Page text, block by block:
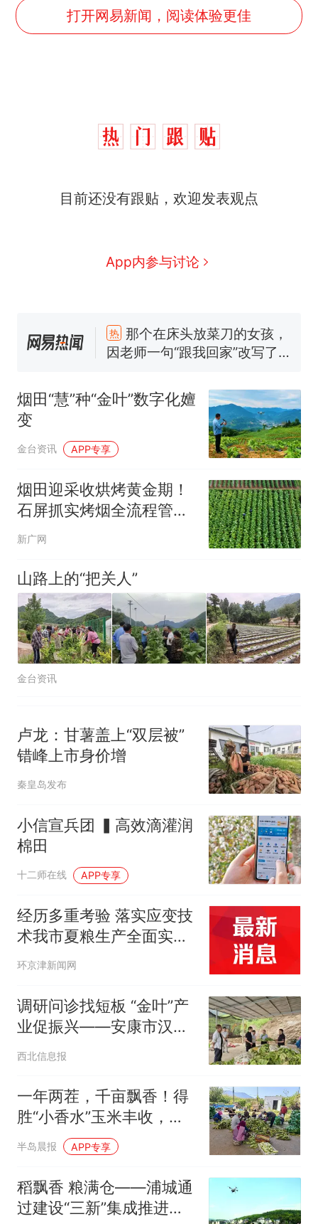
打开网易新闻，阅读体验更佳
目前还没有跟贴，欢迎发表观点
App内参与讨论
因老师一句“跟我回家”改写了
人生
新 制裁瓜子饺子，美国怕什
费大厨“全国小炒肉大王”称
号，仅凭视频评出？中国烹饪
男子上山采菌偶然发现鸡枞菌
窝，原地守1天等它长大：挖了
140多朵
美国渔民钓获鲨鱼徒手将其拽
回大海 目击者直呼震惊 （视频
来源：参考消息）
笔试第一被第二名传话劝弃考
官方通报
那个在床头放菜刀的女孩，
人生
烟田“慧”种“金叶”数字化嬗
变
金台资讯 APP专享
烟田迎采收烘烤黄金期！
石屏抓实烤烟全流程管护
让“黄金叶”铺就烟农增收
新广网
山路上的“把关人”
金台资讯
卢龙：甘薯盖上“双层被”
错峰上市身价增
秦皇岛发布
小信宣兵团 ▍高效滴灌润
棉田
十二师在线 APP专享
经历多重考验 落实应变技
术我市夏粮生产全面实现
能种尽种
环京津新闻网
调研问诊找短板 “金叶”产
业促振兴——安康市汉滨
区农业农村局到白马石村
西北信息报
一年两茬，千亩飘香！得
胜“小香水”玉米丰收，从
田间直甜到餐桌
半岛晨报 APP专享
稻飘香 粮满仓——浦城通
过建设“三新”集成推进县